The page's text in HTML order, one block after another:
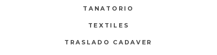
TANATORIO
TEXTILES
TRASLADO CADAVER